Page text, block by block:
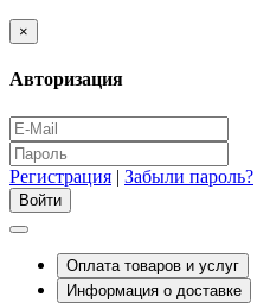
×
Авторизация
Регистрация | Забыли пароль?
Оплата товаров и услуг
Информация о доставке